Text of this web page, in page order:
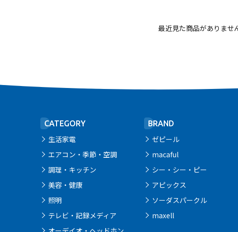
最近見た商品がありませ
CATEGORY
生活家電
エアコン・季節・空調
調理・キッチン
美容・健康
照明
テレビ・記録メディア
BRAND
ゼピール
macaful
シー・シー・ピー
アピックス
ソーダスパークル
maxell